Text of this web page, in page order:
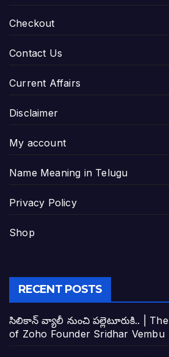
Checkout
Contact Us
Current Affairs
Disclaimer
My account
Name Meaning in Telugu
Privacy Policy
Shop
RECENT POSTS
సిలికాన్ వ్యాలీ నుంచి పల్లెటూరుకి.. |
of Zoho Founder Sridhar Vembu